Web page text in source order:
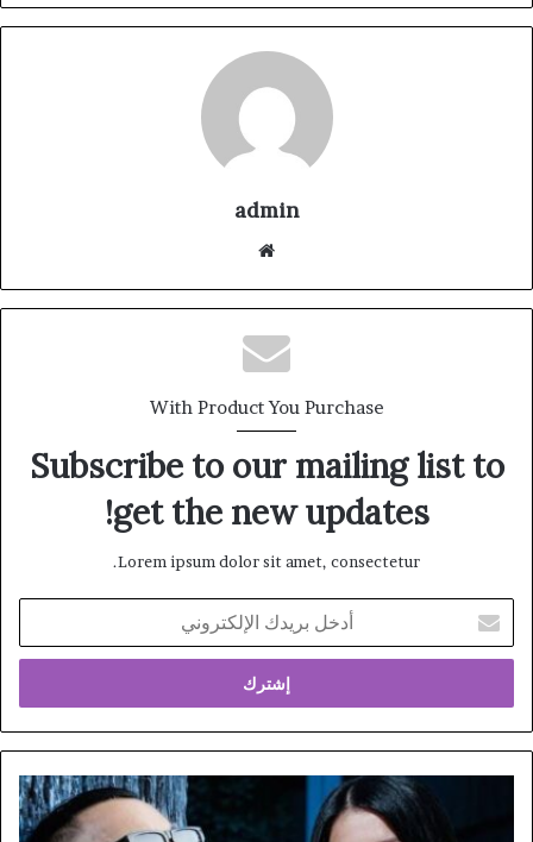
admin
With Product You Purchase
Subscribe to our mailing list to
get the new updates!
Lorem ipsum dolor sit amet, consectetur.
بريدك
الإلكتروني